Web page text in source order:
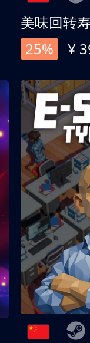
美味回转
25%
¥